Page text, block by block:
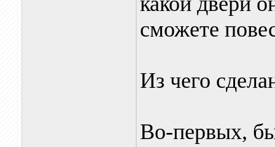
сможете
Из чего
Во-первых,